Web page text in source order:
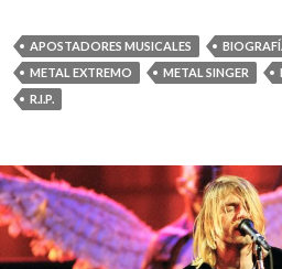
APOSTADORES MUSICALES
METAL EXTREMO
METAL SINGER
R.I.P.